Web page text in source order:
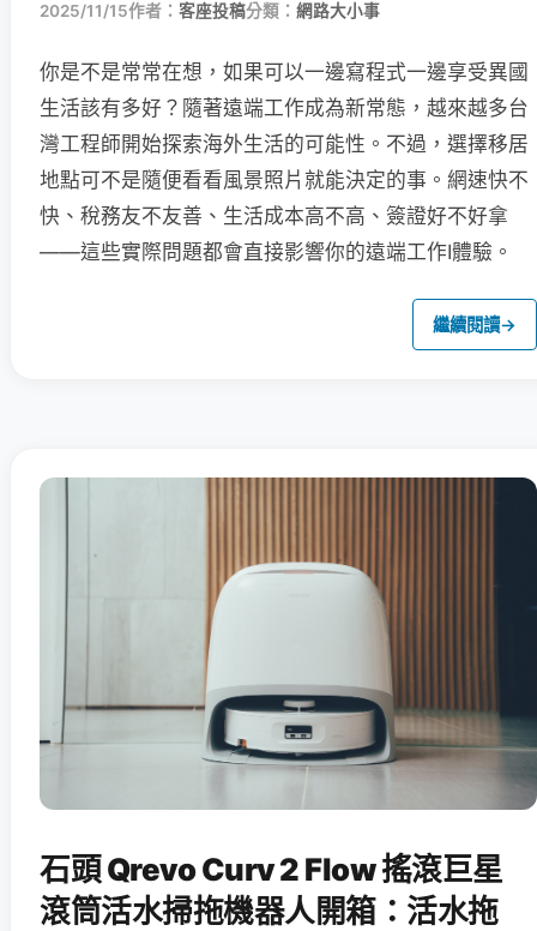
2025/11/15作者： 客座投稿分類： 網路大小事
你是不是常常在想，如果可以一邊寫程式一邊享受異國
生活該有多好？隨著遠端工作成為新常態，越來越多台
灣工程師開始探索海外生活的可能性。不過，選擇移居
地點可不是隨便看看風景照片就能決定的事。網速快不
快、稅務友不友善、生活成本高不高、簽證好不好拿
——這些實際問題都會直接影響你的遠端工作I體驗。
繼續閱讀→
石頭 Qrevo Curv 2 Flow 搖滾巨星
滾筒活水掃拖機器人開箱：活水拖